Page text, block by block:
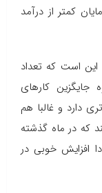
کمتر از درآمد
است که تعداد
جایگزین کارهای
دارد و غالبا هم
که در ماه گذشته
افزایش خوبی در